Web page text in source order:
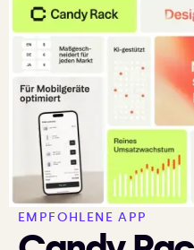
EMPFOHLENE APP